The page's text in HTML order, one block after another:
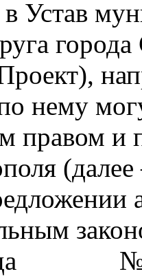
Устав
нему
правом
года №